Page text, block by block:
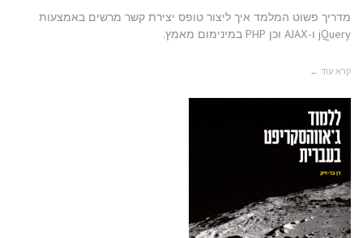
מדריך פשוט המלמד איך ליצור טופס יצירת קשר מרשים באמצעות
jQuery ו-AJAX וכן PHP במינימום מאמץ.
קרא עוד ←